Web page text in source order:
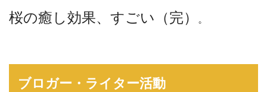
桜の癒し効果、すごい（完） 。
ブロガー・ライター活動